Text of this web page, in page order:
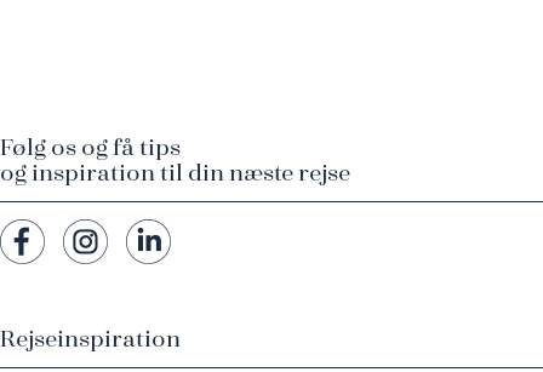
Rejseinspiration
Følg os og få tips
og inspiration til din næste rejse